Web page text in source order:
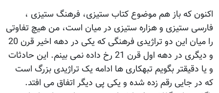
اکنون که باز هم موضوع کتاب ستیزی، فرهنگ ستیزی ،
فارسی ستیزی و هزاره ستیزی در میان است، من هیچ تفاوتی
را میان این دو تراژیدی فرهنگی که یکی در دهه اخیر قرن 20
و دیگری در دهه اول قرن 21 رخ داده نمی بینم. این حادثات
و یا دقیقتر بگویم تبهکاری ها ادامه یک تراژیدی بزرگ است
که در جایی رقم زده شده و یکی پی دیگر اتفاق می افتد.